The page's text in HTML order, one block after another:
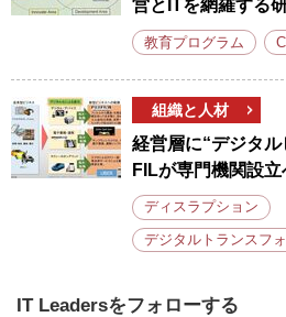
営とITを網羅する
教育プログラム
組織と人材
経営層に“デジタ
FILが専門機関設
ディスラプション
デジタルトランスフ
IT Leadersをフォローする